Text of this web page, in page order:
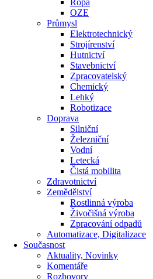
OZE
Průmysl
Elektrotechnický
Strojírenství
Hutnictví
Stavebnictví
Zpracovatelský
Chemický
Lehký
Robotizace
Doprava
Silniční
Železniční
Vodní
Letecká
Čistá mobilita
Zdravotnictví
Zemědělství
Rostlinná výroba
Živočišná výroba
Zpracování odpadů
Automatizace, Digitalizace
Současnost
Aktuality, Novinky
Komentáře
Rozhovory